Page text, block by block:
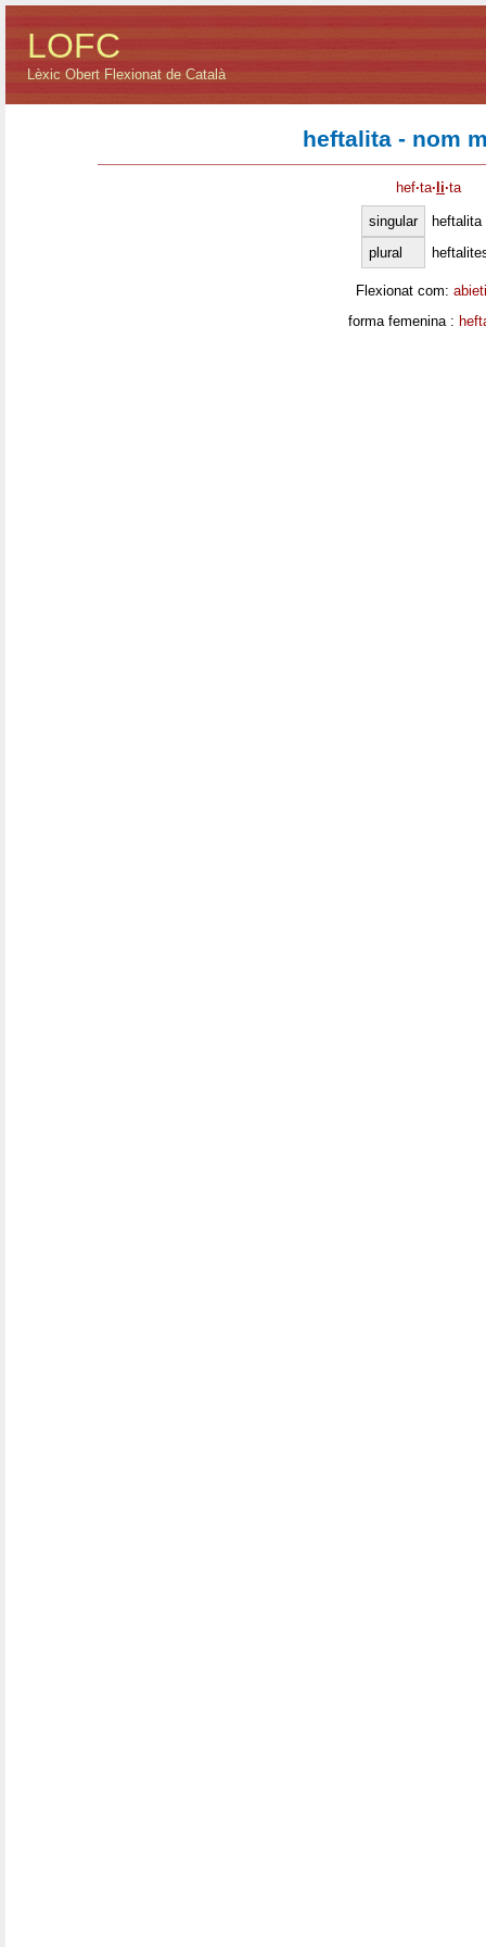
LOFC
Lèxic Obert Flexionat de Català
heftalita - nom
hef·ta· li·ta
singular
heftalita
plural
Flexionat com:
forma femenina :